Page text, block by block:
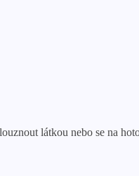
látkou nebo se na